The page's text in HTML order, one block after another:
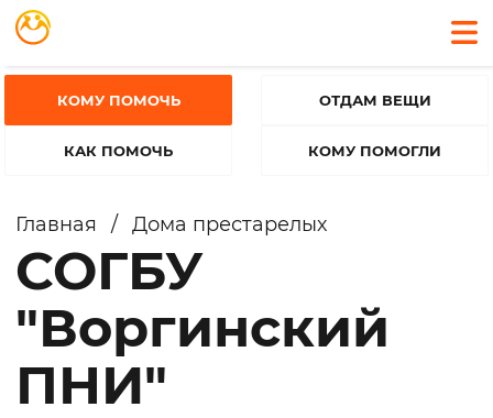
КОМУ ПОМОЧЬ
КАК ПОМОЧЬ
ОТДАМ ВЕЩИ
КОМУ ПОМОГЛИ
Главная / Дома престарелых
СОГБУ
"Воргинский
ПНИ"